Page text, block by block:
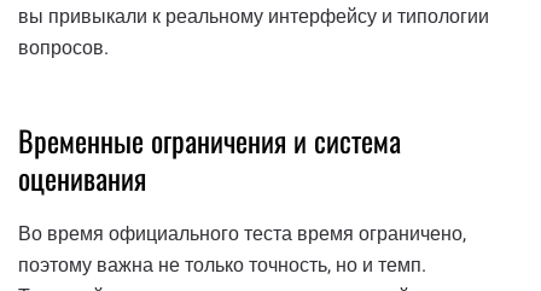
вы привыкали к реальному интерфейсу и типологии
вопросов.
Временные ограничения и система
оценивания
Во время официального теста время ограничено,
поэтому важна не только точность, но и темп.